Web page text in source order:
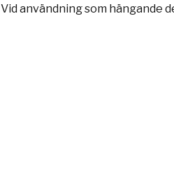
Vid användning som hängande